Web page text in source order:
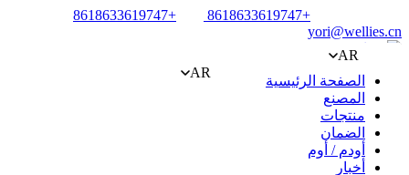
+8618633619747
+8618633619747
yori@wellies.cn
AR
AR
الصفحة الرئيسية
المصنع
منتجات
الضمان
أودم / أوم
أخبار